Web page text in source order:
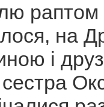
раптом
на
і